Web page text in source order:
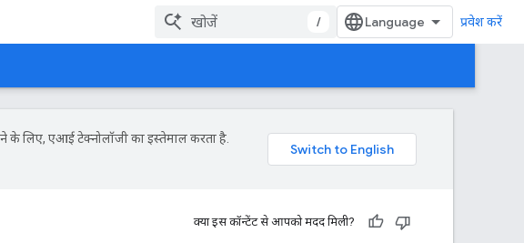
/ प्रवेश करें
के लिए, एआई टेक्नोलॉजी का इस्तेमाल करता है.
क्या इस कॉन्टेंट से आपको मदद मिली?